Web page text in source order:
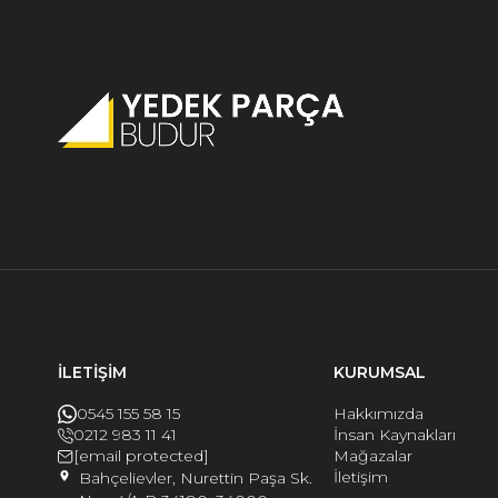
Opel Corsa B Kaporta Yedek Parça
İLETİŞİM
0545 155 58 15
0212 983 11 41
[email protected]
Bahçelievler, Nurettin Paşa Sk.
KURUMSAL
Hakkımızda
İnsan Kaynakları
Mağazalar
İletişim